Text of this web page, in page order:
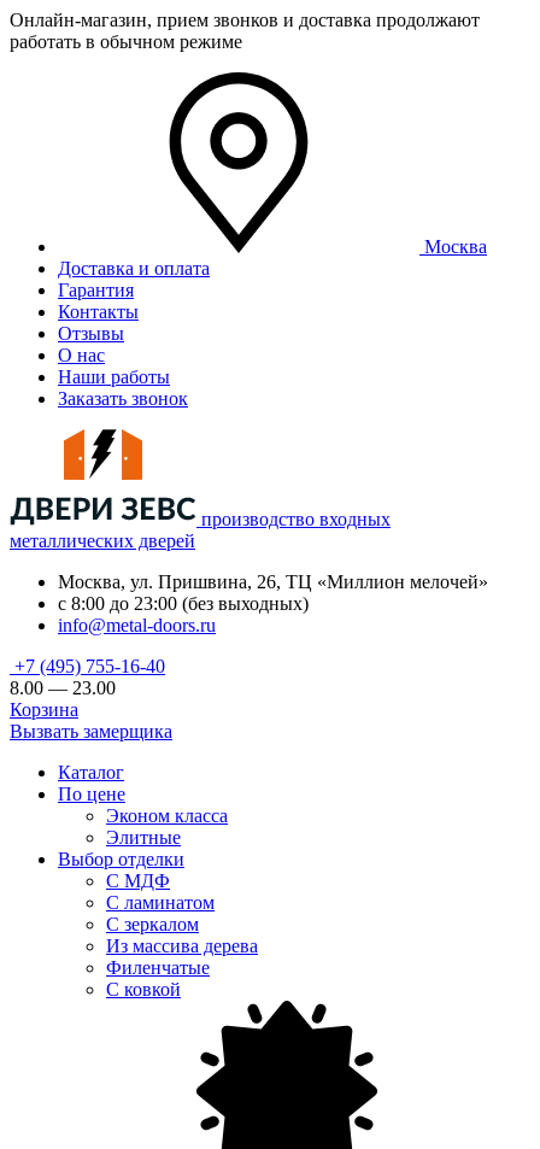
Онлайн-магазин, прием звонков и доставка продолжают
работать в обычном режиме
Москва
Доставка и оплата
Гарантия
Контакты
Отзывы
О нас
Наши работы
Заказать звонок
производство входных
металлических дверей
Москва, ул. Пришвина, 26, ТЦ «Миллион мелочей»
с 8:00 до 23:00 (без выходных)
info@metal-doors.ru
+7 (495) 755-16-40
8.00 — 23.00
Корзина
Вызвать замерщика
Каталог
По цене
Эконом класса
Элитные
Выбор отделки
С МДФ
С ламинатом
С зеркалом
Из массива дерева
Филенчатые
С ковкой